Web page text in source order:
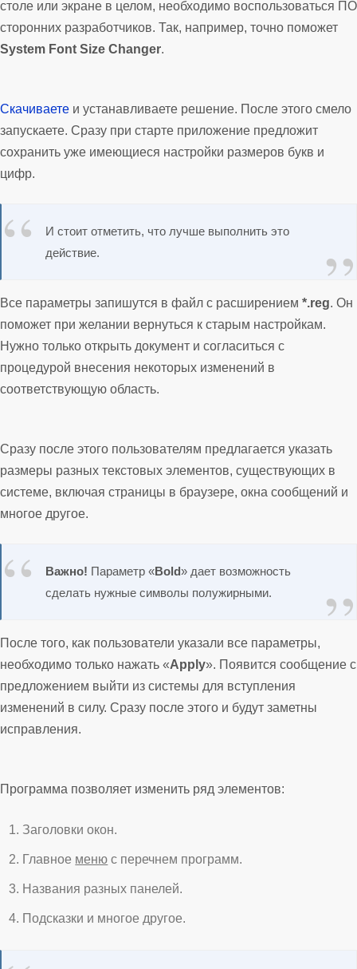
столе или экране в целом, необходимо воспользоваться ПО
сторонних разработчиков. Так, например, точно поможет
System Font Size Changer.
Скачиваете и устанавливаете решение. После этого смело
запускаете. Сразу при старте приложение предложит
сохранить уже имеющиеся настройки размеров букв и
цифр.
И стоит отметить, что лучше выполнить это
действие.
Все параметры запишутся в файл с расширением *.reg. Он
поможет при желании вернуться к старым настройкам.
Нужно только открыть документ и согласиться с
процедурой внесения некоторых изменений в
соответствующую область.
Сразу после этого пользователям предлагается указать
размеры разных текстовых элементов, существующих в
системе, включая страницы в браузере, окна сообщений и
многое другое.
Важно! Параметр «Bold» дает возможность
сделать нужные символы полужирными.
После того, как пользователи указали все параметры,
необходимо только нажать «Apply». Появится сообщение с
предложением выйти из системы для вступления
изменений в силу. Сразу после этого и будут заметны
исправления.
Программа позволяет изменить ряд элементов:
Заголовки окон.
Главное меню с перечнем программ.
Названия разных панелей.
Подсказки и многое другое.